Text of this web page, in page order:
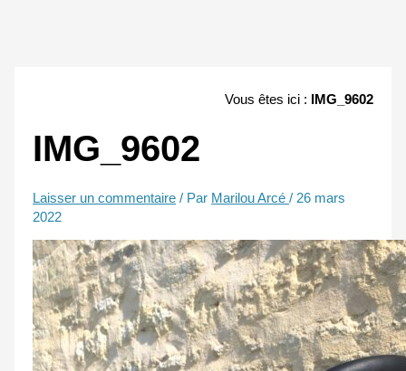
Vous êtes ici : IMG_9602
IMG_9602
Laisser un commentaire / Par Marilou Arcé/ 26 mars
2022